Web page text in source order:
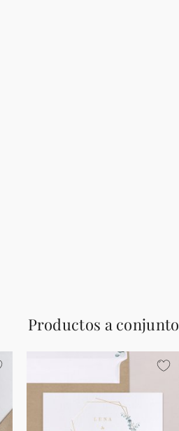
Productos a conjunto